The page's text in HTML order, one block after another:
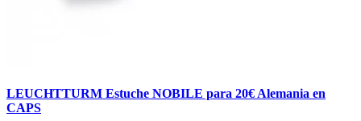
LEUCHTTURM Estuche NOBILE para 20€ Alemania en
CAPS